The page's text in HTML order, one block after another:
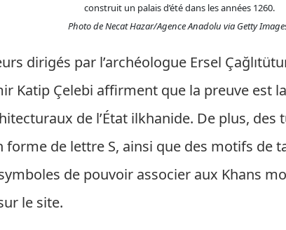
construit un palais d’été dans les années 1260.
Photo de Necat Hazar/Agence Anadolu via Getty
dirigés par l’archéologue Ersel
Katip Çelebi affirment que la preuve est
de l’État ilkhanide. De plus, des
forme de lettre S, ainsi que des motifs de
de pouvoir associer aux Khans
le site.